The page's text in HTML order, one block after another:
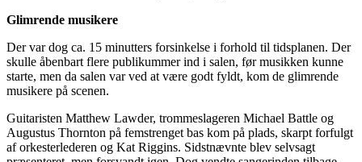
Glimrende musikere
Der var dog ca. 15 minutters forsinkelse i forhold til tidsplanen. Der
skulle åbenbart flere publikummer ind i salen, før musikken kunne
starte, men da salen var ved at være godt fyldt, kom de glimrende
musikere på scenen.
Guitaristen Matthew Lawder, trommeslageren Michael Battle og
Augustus Thornton på femstrenget bas kom på plads, skarpt forfulgt
af orkesterlederen og Kat Riggins. Sidstnævnte blev selvsagt